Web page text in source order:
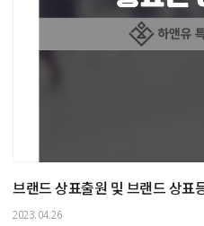
브랜드 상표출원 및 브랜드 상표
2023.04.26